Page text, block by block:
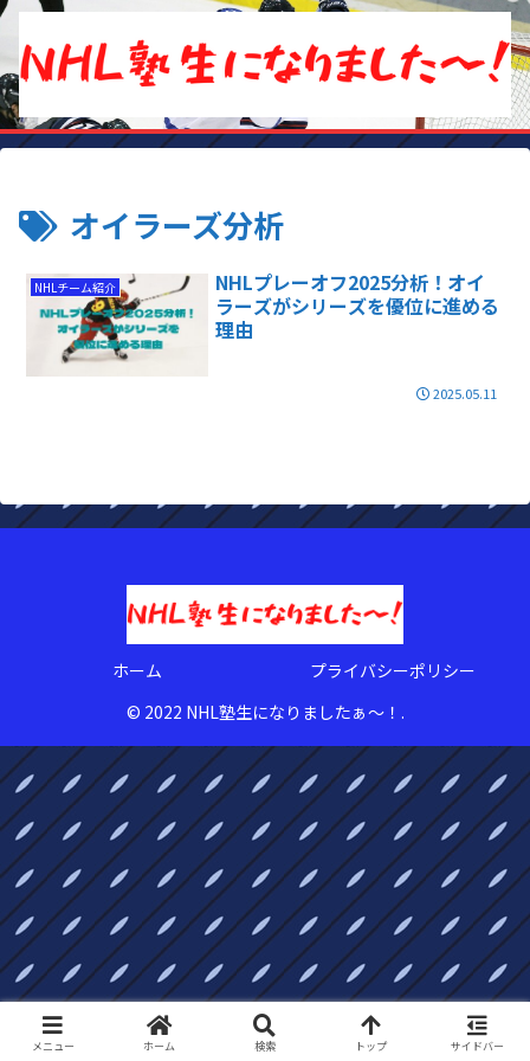
オイラーズ分析
NHLチーム紹介
NHLプレーオフ2025分析！オイ
ラーズがシリーズを優位に進める
理由
2025.05.11
ホーム
プライバシーポリシー
© 2022 NHL塾生になりましたぁ〜！.
メニュー ホーム 検索 トップ サイドバー